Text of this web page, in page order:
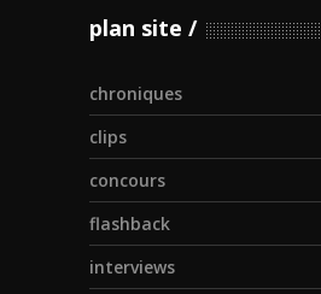
plan site
chroniques
clips
concours
flashback
interviews